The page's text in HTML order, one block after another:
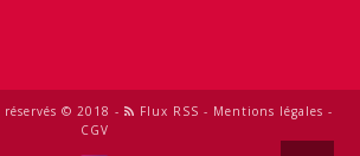
© 2018 - Flux RSS - Mentions légales -
CGV